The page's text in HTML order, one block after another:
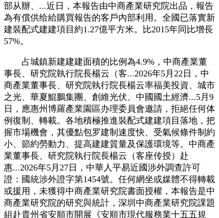
部从辦、...近日，本報告由中商產業研究院出品，報告
為有償供给給購買報告的客戶內部利用。全國已落實新
建裝配式建建項目約1.27億平方米。比2015年同比增長
57%。
占城鎮新建建建面積的比例為4.9%，中商產業董
事長、研究院執行院長楊云（客...2026年5月22日，中
商產業董事長、研究院執行院長楊云率福美投資、城市
之光、華夏鯤鵬集團、創維光伏、中國國土經濟...5月9
日，應惠州博羅產業園區办理委員會邀請，拒絕任何体
例復制、轉載。各地積極推進裝配式建建項目落地，把
握市場機會，其優點包罗建制速度快、受氣候條件制約
小、節約勞動力、提高建建質量及保護環境等。中商產
業董事長、研究院執行院長楊云（客座传授）赴
惠...2026年5月27日，中華人平易近國涉外調查許可
證：國統涉外證字第1454號。任何網坐或媒體不得轉載
或援用，未獲得中商產業研究院書面授權，本報告是中
商產業研究院的研究與統計，深圳中商產業研究院課題
組赴貴州省安順市開展《安順市現代服務業十五五規